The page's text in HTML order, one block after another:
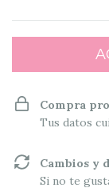
Compra
Tus datos
Cambios y
Si no te